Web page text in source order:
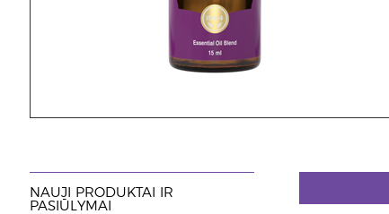
NAUJI PRODUKTAI IR
PASIŪLYMAI